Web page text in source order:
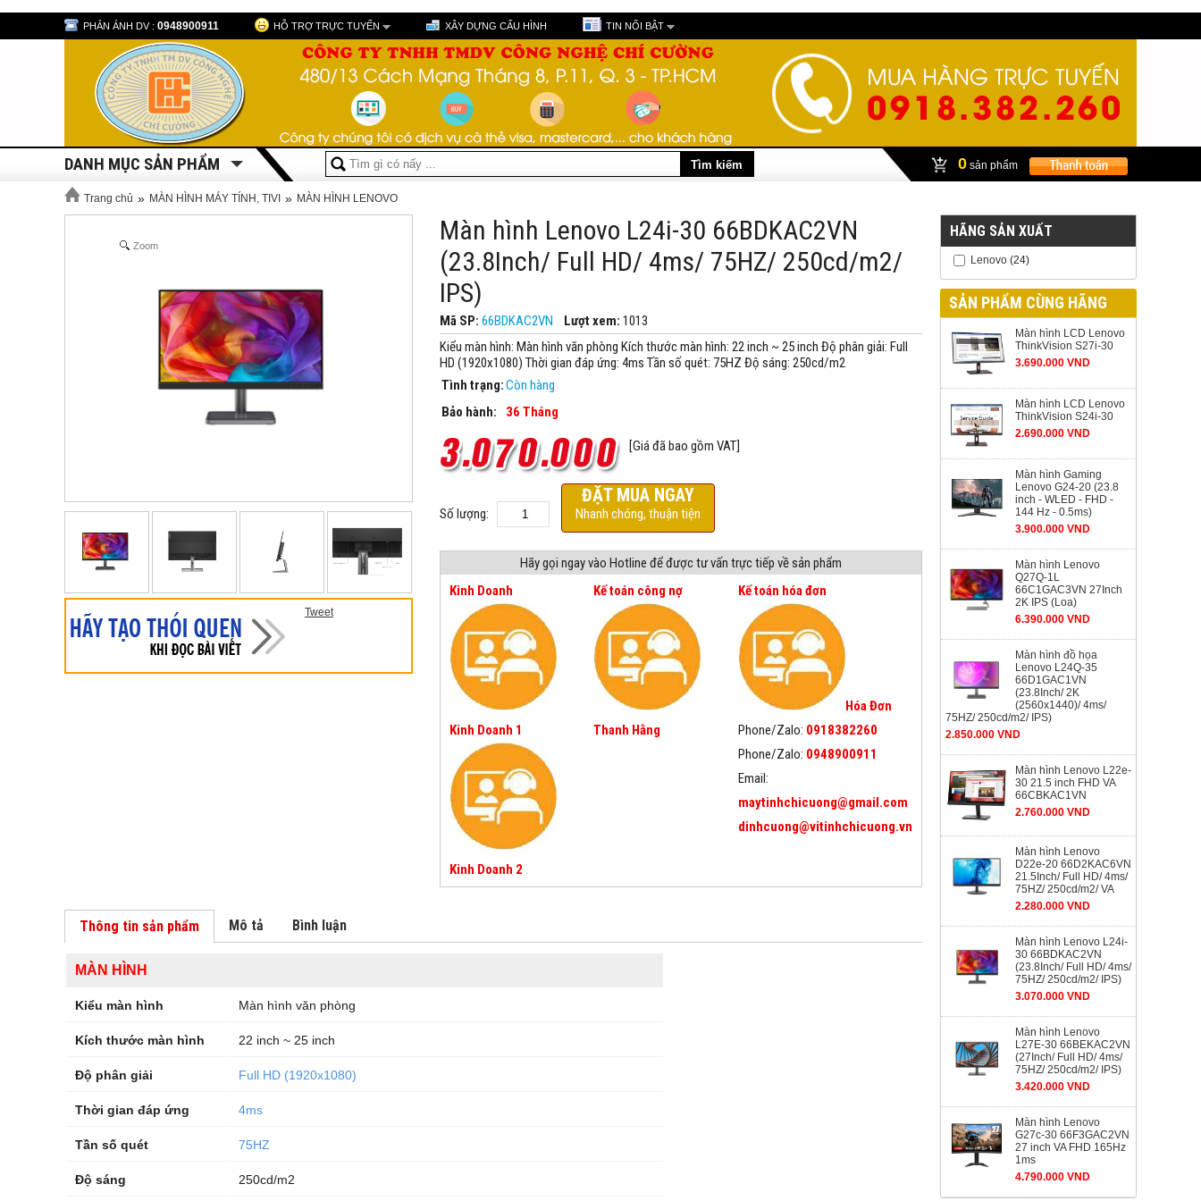
PHẢN ÁNH DV : 0948900911 HỖ TRỢ TRỰC TUYẾN XÂY DỰNG CẤU HÌNH TIN NỔI BẬT
DANH MỤC SẢN PHẨM 0 sản phẩm
Trang chủ » MÀN HÌNH MÁY TÍNH, TIVI » MÀN HÌNH LENOVO
Zoom
Tweet
Màn hình Lenovo L24i-30 66BDKAC2VN
(23.8Inch/ Full HD/ 4ms/ 75HZ/ 250cd/m2/
IPS)
Mã SP: 66BDKAC2VN Lượt xem: 1013
Kiểu màn hình: Màn hình văn phòng Kích thước màn hình: 22 inch ~ 25 inch Độ phân giải: Full
HD (1920x1080) Thời gian đáp ứng: 4ms Tần số quét: 75HZ Độ sáng: 250cd/m2
Tình trạng:Còn hàng
Bảo hành:
36 Tháng
[Giá đã bao gồm VAT]
Số lượng:
ĐẶT MUA NGAY
Nhanh chóng, thuận tiện
Hãy gọi ngay vào Hotline để được tư vấn trực tiếp về sản phẩm
Kinh Doanh
Kinh Doanh 1
Kinh Doanh 2
Kế toán công nợ
Thanh Hằng
Kế toán hóa đơn
Hóa Đơn
Phone/Zalo: 0918382260
Phone/Zalo: 0948900911
Email:
maytinhchicuong@gmail.com
dinhcuong@vitinhchicuong.vn
Thông tin sản phẩm Mô tả Bình luận
MÀN HÌNH
Kiểu màn hình Màn hình văn phòng
Kích thước màn hình 22 inch ~ 25 inch
Độ phân giải Full HD (1920x1080)
Thời gian đáp ứng 4ms
Tần số quét 75HZ
Độ sáng 250cd/m2
HÃNG SẢN XUẤT
Lenovo (24)
SẢN PHẨM CÙNG HÃNG
Màn hình LCD Lenovo
ThinkVision S27i-30
3.690.000 VND
Màn hình LCD Lenovo
ThinkVision S24i-30
2.690.000 VND
Màn hình Gaming
Lenovo G24-20 (23.8
inch - WLED - FHD -
144 Hz - 0.5ms)
3.900.000 VND
Màn hình Lenovo
Q27Q-1L
66C1GAC3VN 27Inch
2K IPS (Loa)
6.390.000 VND
Màn hình đồ họa
Lenovo L24Q-35
66D1GAC1VN
(23.8Inch/ 2K
(2560x1440)/ 4ms/
75HZ/ 250cd/m2/ IPS)
2.850.000 VND
Màn hình Lenovo L22e-
30 21.5 inch FHD VA
66CBKAC1VN
2.760.000 VND
Màn hình Lenovo
D22e-20 66D2KAC6VN
21.5Inch/ Full HD/ 4ms/
75HZ/ 250cd/m2/ VA
2.280.000 VND
Màn hình Lenovo L24i-
30 66BDKAC2VN
(23.8Inch/ Full HD/ 4ms/
75HZ/ 250cd/m2/ IPS)
3.070.000 VND
Màn hình Lenovo
L27E-30 66BEKAC2VN
(27Inch/ Full HD/ 4ms/
75HZ/ 250cd/m2/ IPS)
3.420.000 VND
Màn hình Lenovo
G27c-30 66F3GAC2VN
27 inch VA FHD 165Hz
1ms
4.790.000 VND